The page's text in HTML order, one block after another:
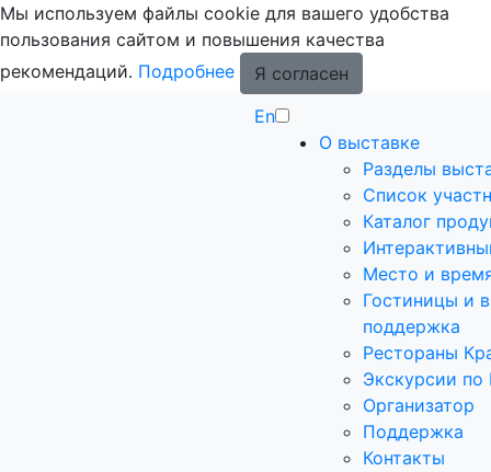
Мы используем файлы cookie для вашего удобства
пользования сайтом и повышения качества
рекомендаций. Подробнее
Я согласен
En
О выставке
Разделы
Список
Каталог
Место и
Гостиницы и
поддержка
Рестораны
Экскурсии по
Организатор
Поддержка
Контакты